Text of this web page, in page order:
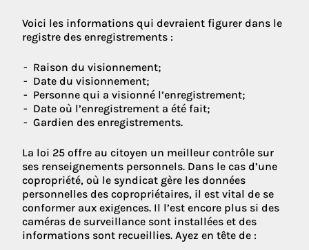
Voici les informations qui devraient figurer dans le
registre des enregistrements :
Raison du visionnement;
Date du visionnement;
Personne qui a visionné l’enregistrement;
Date où l’enregistrement a été fait;
Gardien des enregistrements.
La loi 25 offre au citoyen un meilleur contrôle sur
ses renseignements personnels. Dans le cas d’une
copropriété, où le syndicat gère les données
personnelles des copropriétaires, il est vital de se
conformer aux exigences. Il l’est encore plus si des
caméras de surveillance sont installées et des
informations sont recueillies. Ayez en tête de :